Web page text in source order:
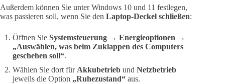
Außerdem können Sie unter Windows 10 und 11 festlegen,
was passieren soll, wenn Sie den Laptop-Deckel schließen:
Öffnen Sie Systemsteuerung → Energieoptionen →
„Auswählen, was beim Zuklappen des Computers
geschehen soll“.
Wählen Sie dort fürAkkubetrieb und Netzbetrieb
jeweils die Option „Ruhezustand“ aus.